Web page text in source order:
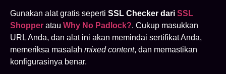
Gunakan alat gratis seperti SSL Checker dari SSL
Shopper atau Why No Padlock?. Cukup masukkan
URL Anda, dan alat ini akan memindai sertifikat Anda,
memeriksa masalah mixed content, dan memastikan
konfigurasinya benar.